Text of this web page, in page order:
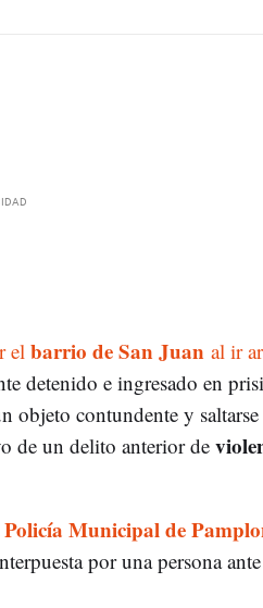
el barrio de San Juan al ir
detenido e ingresado en
objeto contundente y
de un delito anterior de
Policía Municipal de
por una persona